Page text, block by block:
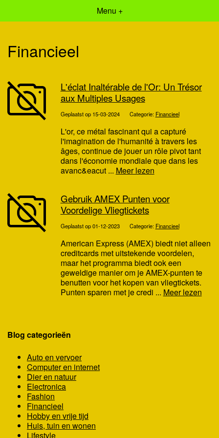
Menu +
Financieel
L'éclat Inaltérable de l'Or: Un Trésor
aux Multiples Usages
Geplaatst op 15-03-2024 Categorie: Financieel
L'or, ce métal fascinant qui a capturé
l'imagination de l'humanité à travers les
âges, continue de jouer un rôle pivot tant
dans l'économie mondiale que dans les
avanc&eacut ... Meer lezen
Gebruik AMEX Punten voor
Voordelige Vliegtickets
Geplaatst op 01-12-2023 Categorie: Financieel
American Express (AMEX) biedt niet alleen
creditcards met uitstekende voordelen,
maar het programma biedt ook een
geweldige manier om je AMEX-punten te
benutten voor het kopen van vliegtickets.
Punten sparen met je credi ... Meer lezen
Blog categorieën
Auto en vervoer
Computer en internet
Dier en natuur
Electronica
Fashion
Financieel
Hobby en vrije tijd
Huis, tuin en wonen
Lifestyle